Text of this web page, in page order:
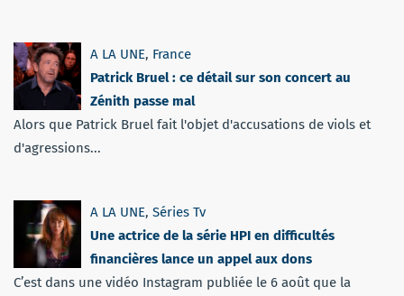
A LA UNE, France
Patrick Bruel : ce détail sur son concert au
Zénith passe mal
Alors que Patrick Bruel fait l'objet d'accusations de viols et
d'agressions...
A LA UNE, Séries Tv
Une actrice de la série HPI en difficultés
financières lance un appel aux dons
C’est dans une vidéo Instagram publiée le 6 août que la